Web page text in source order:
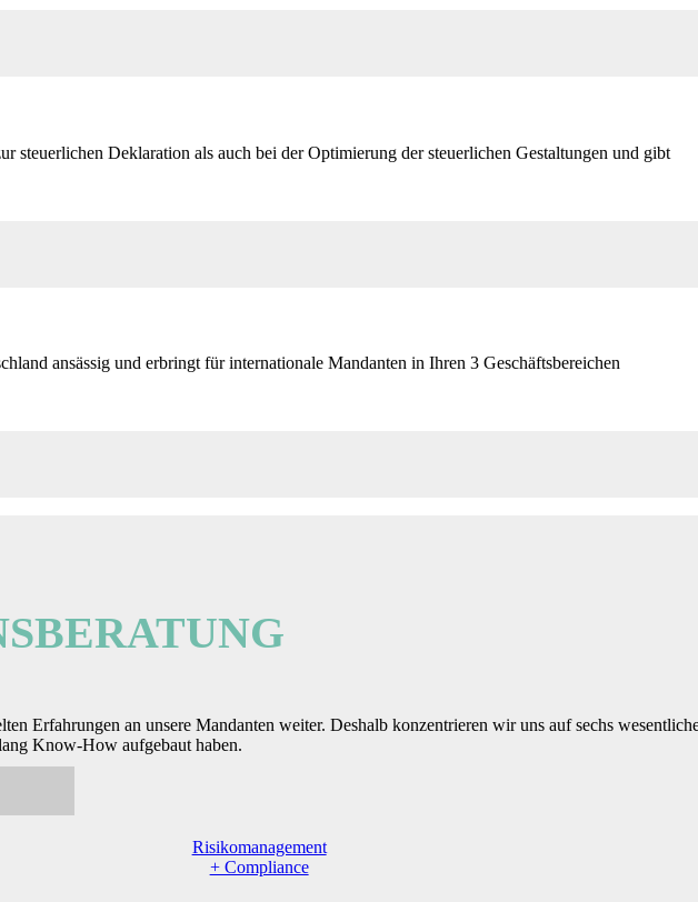
Deklaration als auch bei der Optimierung der steuerlichen Gestaltungen und gibt
ansässig und erbringt für internationale Mandanten in Ihren 3 Geschäftsbereichen
Erfahrungen an unsere Mandanten weiter. Deshalb konzentrieren wir uns auf sechs
Know-How aufgebaut haben.
Risikomanagement
+ Compliance